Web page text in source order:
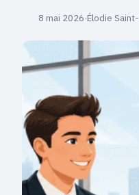
8 mai 2026·Élodie